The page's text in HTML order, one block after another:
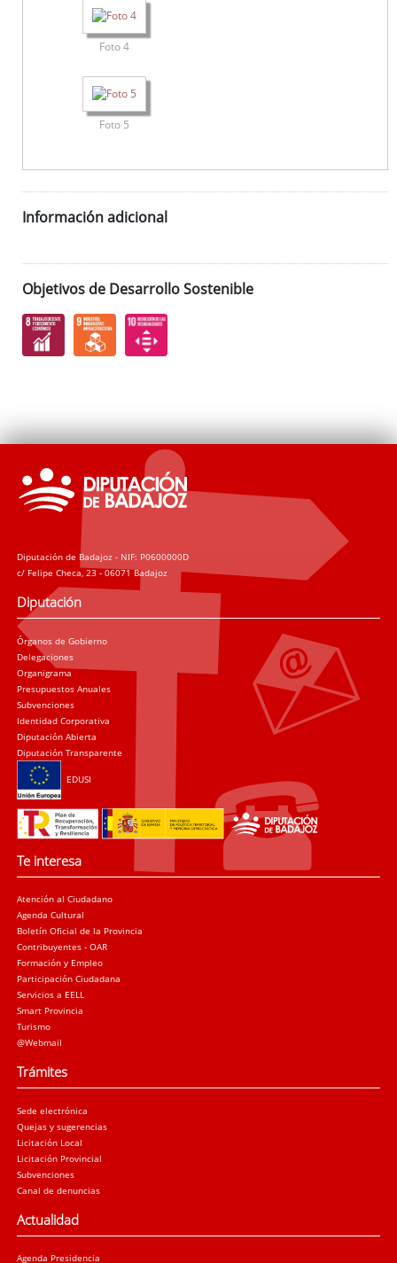
Foto 4
Foto 5
Información adicional
Objetivos de Desarrollo Sostenible
Diputación de Badajoz - NIF: P0600000D
c/ Felipe Checa, 23 - 06071 Badajoz
Diputación
Órganos de Gobierno
Delegaciones
Organigrama
Presupuestos Anuales
Subvenciones
Identidad Corporativa
Diputación Abierta
Diputación Transparente
EDUSI
Te interesa
Atención al Ciudadano
Agenda Cultural
Boletín Oficial de la Provincia
Contribuyentes - OAR
Formación y Empleo
Participación Ciudadana
Servicios a EELL
Smart Provincia
Turismo
@Webmail
Trámites
Sede electrónica
Quejas y sugerencias
Licitación Local
Licitación Provincial
Subvenciones
Canal de denuncias
Actualidad
Agenda Presidencia